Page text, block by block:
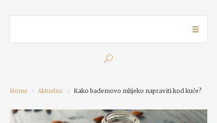
Home Aktuelno Kako bademovo mlijeko napraviti kod kuće?